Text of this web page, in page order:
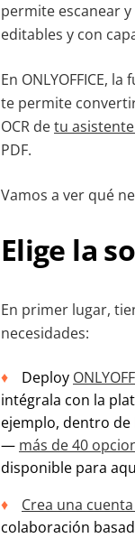
permite escanear
editables y con
En ONLYOFFICE,
te permite
OCR detu
PDF.
Vamos a ver qué
Elige la
En primer lugar,
necesidades:
Deploy
intégrala con la
ejemplo, dentro de
— más de 40
disponible para
Crea una
colaboración